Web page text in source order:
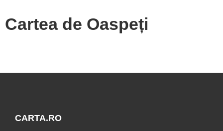
Cartea de Oaspeți
CARTA.RO